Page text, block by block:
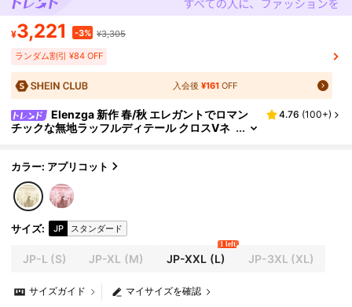
¥3,221 -3% ¥3,305
ランダム割引 ¥84 OFF
入会後 ¥161OFF
Elenzga 新作 春/秋 エレガントでロマン
チックな無地ラッフルディテール クロスVネ
4.76 (100+)
カラー: アプリコット
サイズ: JP スタンダード
JP-L (S) JP-XL (M) JP-XXL (L)
1 left
JP-3XL (XL)
マイサイズを確認
サイズガイド